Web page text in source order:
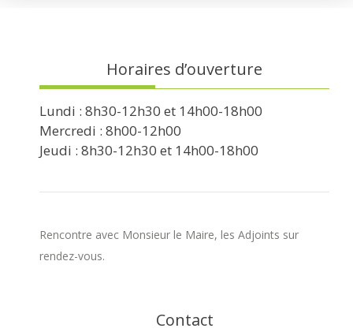
Horaires d’ouverture
Lundi : 8h30-12h30 et 14h00-18h00
Mercredi : 8h00-12h00
Jeudi : 8h30-12h30 et 14h00-18h00
Rencontre avec Monsieur le Maire, les Adjoints sur
rendez-vous.
Contact